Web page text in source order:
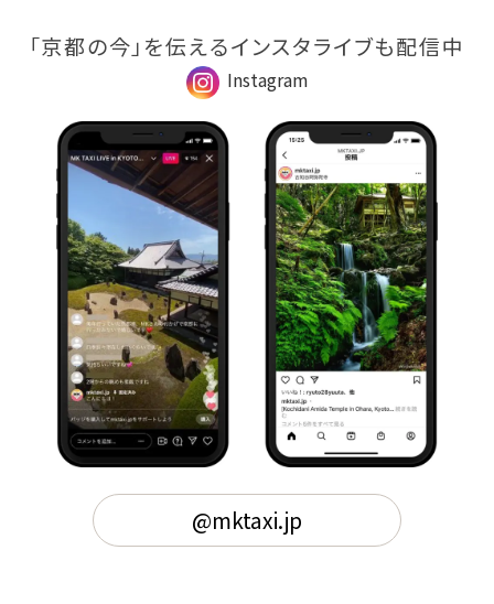
「京都の今」を伝えるインスタライブも配信中
Instagram
@mktaxi.jp